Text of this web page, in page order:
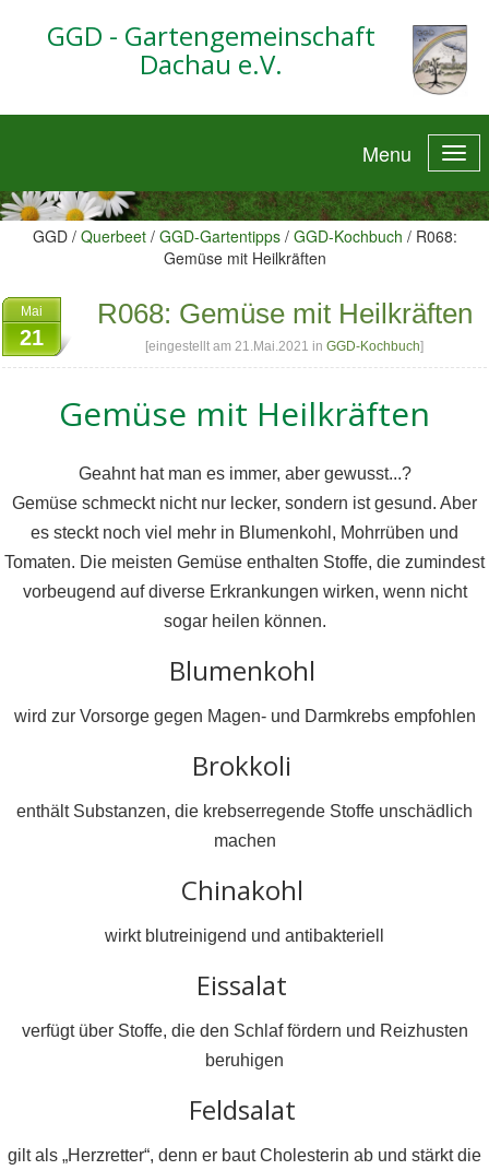
GGD - Gartengemeinschaft
Dachau e.V.
Menu
GGD / Querbeet / GGD-Gartentipps / GGD-Kochbuch / R068:
Gemüse mit Heilkräften
Mai
21
R068: Gemüse mit Heilkräften
[eingestellt am 21.Mai.2021 in GGD-Kochbuch]
Gemüse mit Heilkräften
Geahnt hat man es immer, aber gewusst...?
Gemüse schmeckt nicht nur lecker, sondern ist gesund. Aber
es steckt noch viel mehr in Blumenkohl, Mohrrüben und
Tomaten. Die meisten Gemüse enthalten Stoffe, die zumindest
vorbeugend auf diverse Erkrankungen wirken, wenn nicht
sogar heilen können.
Blumenkohl
wird zur Vorsorge gegen Magen- und Darmkrebs empfohlen
Brokkoli
enthält Substanzen, die krebserregende Stoffe unschädlich
machen
Chinakohl
wirkt blutreinigend und antibakteriell
Eissalat
verfügt über Stoffe, die den Schlaf fördern und Reizhusten
beruhigen
Feldsalat
gilt als „Herzretter“, denn er baut Cholesterin ab und stärkt die